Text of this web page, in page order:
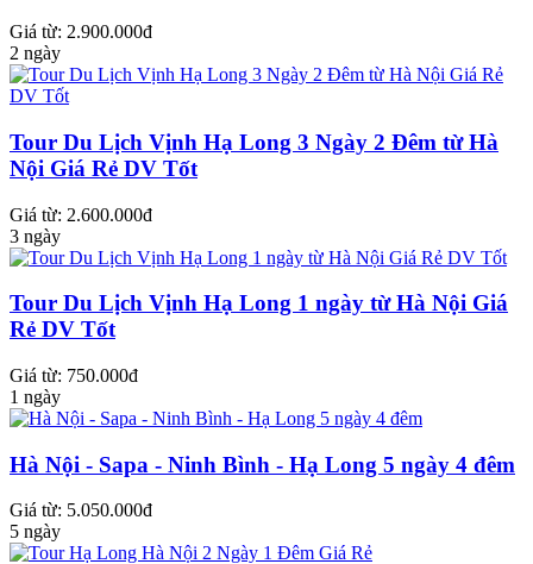
Giá từ: 2.900.000đ
2 ngày
Tour Du Lịch Vịnh Hạ Long 3 Ngày 2 Đêm từ Hà
Nội Giá Rẻ DV Tốt
Giá từ: 2.600.000đ
3 ngày
Tour Du Lịch Vịnh Hạ Long 1 ngày từ Hà Nội Giá
Rẻ DV Tốt
Giá từ: 750.000đ
1 ngày
Hà Nội - Sapa - Ninh Bình - Hạ Long 5 ngày 4 đêm
Giá từ: 5.050.000đ
5 ngày